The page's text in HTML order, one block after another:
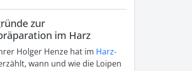
zur
im Harz
Holger Henze hat im Harz-
wann und wie die Loipen